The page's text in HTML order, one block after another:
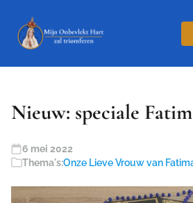
Nieuw: speciale
6 mei 2022
Thema's:Onze Lieve Vrouw van